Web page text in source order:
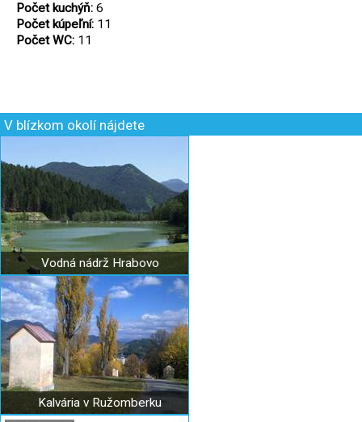
Počet kuchýň: 6
Počet kúpeľní: 11
Počet WC: 11
V blízkom okolí nájdete
Vodná nádrž Hrabovo
Kalvária v Ružomberku